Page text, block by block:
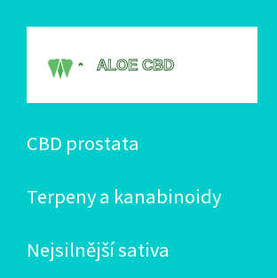
CBD prostata
Terpeny a kanabinoidy
Nejsilnější sativa